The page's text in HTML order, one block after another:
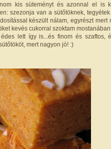
kis süteményt és azonnal el is
szezonja van a sütőtöknek, tegyétek
készült nálam, egyrészt mert
kevés cukorral szoktam
lett így is...és finom és szaftos,
mert nagyon jó! :)